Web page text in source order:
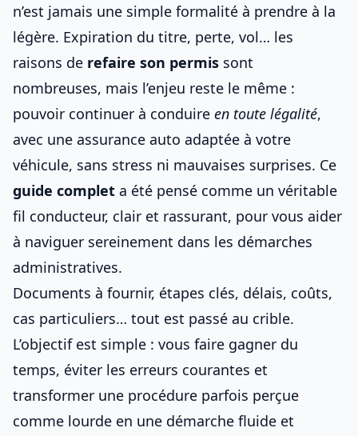
n’est jamais une simple formalité à prendre à la
légère. Expiration du titre, perte, vol… les
raisons de refaire son permis sont
nombreuses, mais l’enjeu reste le même :
pouvoir continuer à conduire en toute légalité,
avec une assurance auto adaptée à votre
véhicule, sans stress ni mauvaises surprises. Ce
guide complet a été pensé comme un véritable
fil conducteur, clair et rassurant, pour vous aider
à naviguer sereinement dans les démarches
administratives.
Documents à fournir, étapes clés, délais, coûts,
cas particuliers… tout est passé au crible.
L’objectif est simple : vous faire gagner du
temps, éviter les erreurs courantes et
transformer une procédure parfois perçue
comme lourde en une démarche fluide et